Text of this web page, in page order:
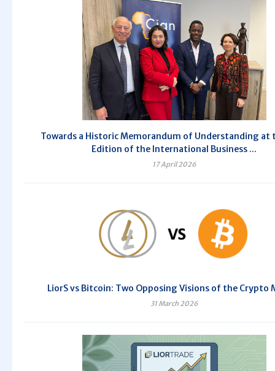
Towards a Historic Memorandum of Understanding at
Edition of the International Business ...
17 April 2026
LiorS vs Bitcoin: Two Opposing Visions of the Crypto
31 March 2026